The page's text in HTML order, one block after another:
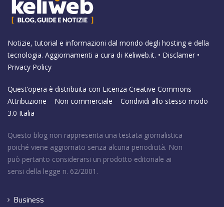
Notizie, tutorial e informazioni dal mondo degli hosting e della
tecnologia. Aggiornamenti a cura di Keliweb.it. • Disclamer •
Privacy Policy
Quest’opera è distribuita con Licenza Creative Commons
Attribuzione – Non commerciale – Condividi allo stesso modo
3.0 Italia
Questo blog non rappresenta una testata giornalistica
poiché viene aggiornato senza alcuna periodicità. Non
può pertanto considerarsi un prodotto editoriale ai
sensi della legge n. 62/2001.
Business